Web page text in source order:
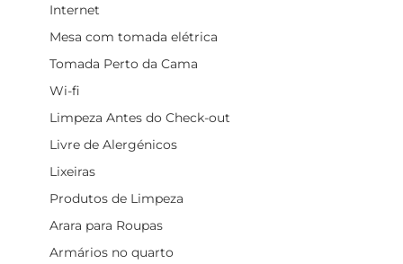
Internet
Mesa com tomada elétrica
Tomada Perto da Cama
Wi-fi
Limpeza Antes do Check-out
Livre de Alergénicos
Lixeiras
Produtos de Limpeza
Arara para Roupas
Armários no quarto